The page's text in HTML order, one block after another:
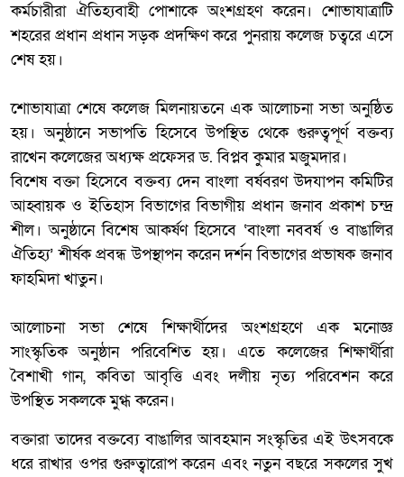
কর্মচারীরা ঐতিহ্যবাহী পোশাকে অংশগ্রহণ করেন। শোভাযাত্রাটি
শহরের প্রধান প্রধান সড়ক প্রদক্ষিণ করে পুনরায় কলেজ চত্বরে এসে
শেষ হয়।
​শোভাযাত্রা শেষে কলেজ মিলনায়তনে এক আলোচনা সভা অনুষ্ঠিত
হয়। অনুষ্ঠানে সভাপতি হিসেবে উপস্থিত থেকে গুরুত্বপূর্ণ বক্তব্য
রাখেন কলেজের অধ্যক্ষ প্রফেসর ড. বিপ্লব কুমার মজুমদার।
​বিশেষ বক্তা হিসেবে বক্তব্য দেন বাংলা বর্ষবরণ উদযাপন কমিটির
আহ্বায়ক ও ইতিহাস বিভাগের বিভাগীয় প্রধান জনাব প্রকাশ চন্দ্র
শীল। অনুষ্ঠানে বিশেষ আকর্ষণ হিসেবে ‘বাংলা নববর্ষ ও বাঙালির
ঐতিহ্য’ শীর্ষক প্রবন্ধ উপস্থাপন করেন দর্শন বিভাগের প্রভাষক জনাব
ফাহমিদা খাতুন।
​আলোচনা সভা শেষে শিক্ষার্থীদের অংশগ্রহণে এক মনোজ্ঞ
সাংস্কৃতিক অনুষ্ঠান পরিবেশিত হয়। এতে কলেজের শিক্ষার্থীরা
বৈশাখী গান, কবিতা আবৃত্তি এবং দলীয় নৃত্য পরিবেশন করে
উপস্থিত সকলকে মুগ্ধ করেন।
​বক্তারা তাদের বক্তব্যে বাঙালির আবহমান সংস্কৃতির এই উৎসবকে
ধরে রাখার ওপর গুরুত্বারোপ করেন এবং নতুন বছরে সকলের সুখ